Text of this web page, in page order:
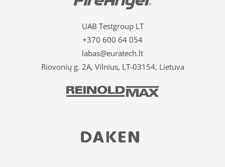
UAB Testgroup LT
+370 600 64 054
labas@euratech.lt
Riovonių g. 2A, Vilnius, LT-03154, Lietuva